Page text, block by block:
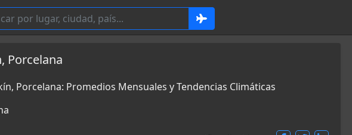
Porcelana
Porcelana: Promedios Mensuales y Tendencias Climáticas